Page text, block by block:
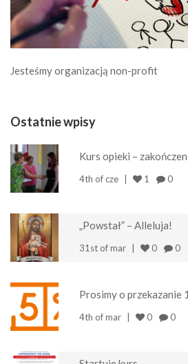
Jesteśmy organizacją non-profit
Ostatnie wpisy
Kurs opieki –
4th of cze 1 0
„Powstał” – Alleluja!
31st of mar 0 0
Prosimy o przekazanie
4th of mar 0 0